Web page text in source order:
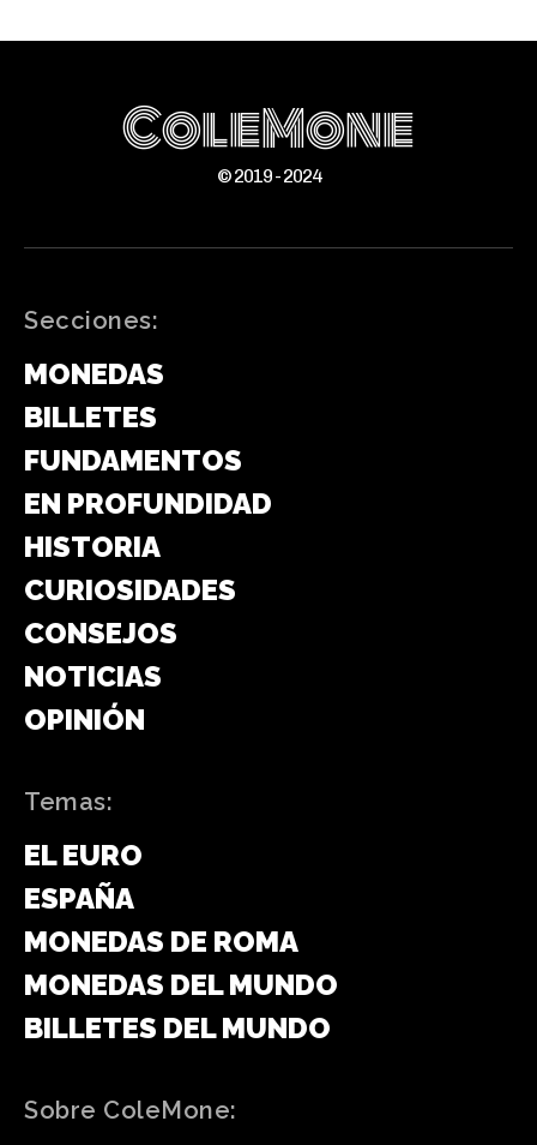
ColeMone
© 2019 - 2024
Secciones:
MONEDAS
BILLETES
FUNDAMENTOS
EN PROFUNDIDAD
HISTORIA
CURIOSIDADES
CONSEJOS
NOTICIAS
OPINIÓN
Temas:
EL EURO
ESPAÑA
MONEDAS DE ROMA
MONEDAS DEL MUNDO
BILLETES DEL MUNDO
Sobre ColeMone: